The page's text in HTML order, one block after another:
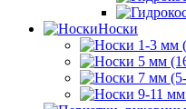
Носки